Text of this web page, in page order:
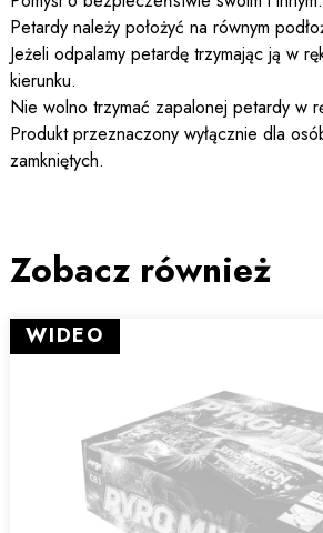
Petardy należy położyć na równym
Jeżeli odpalamy petardę trzymając ją w
kierunku.
Nie wolno trzymać zapalonej petardy w
Produkt przeznaczony wyłącznie dla
zamkniętych.
Zobacz również
WIDEO